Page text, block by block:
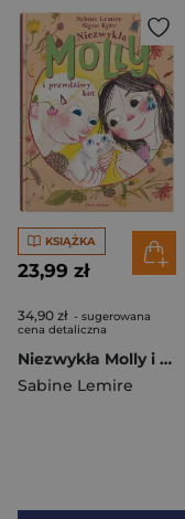
KSIĄŻKA
23,99 zł
34,90 zł - sugerowana
cena detaliczna
Niezwykła Molly i prawdziwy kot
Sabine Lemire